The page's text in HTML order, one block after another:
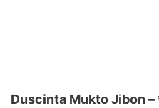
Duscinta Mukto Jibon –